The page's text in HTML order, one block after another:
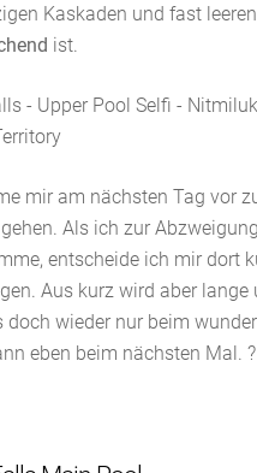
Kaskaden und fast
ist.
mir am nächsten Tag vor
Als ich zur
entscheide ich mir dort
Aus kurz wird aber lange
doch wieder nur beim
eben beim nächsten Mal. ?